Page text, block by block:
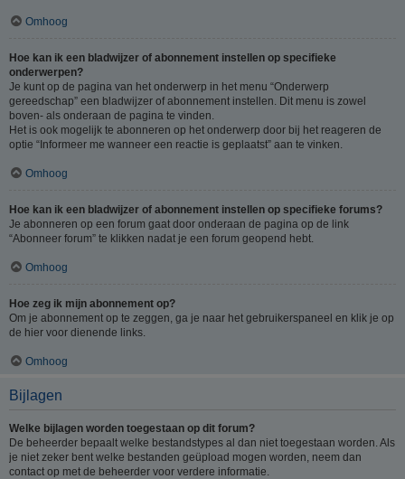
Omhoog
Hoe kan ik een bladwijzer of abonnement instellen op specifieke
onderwerpen?
Je kunt op de pagina van het onderwerp in het menu “Onderwerp
gereedschap” een bladwijzer of abonnement instellen. Dit menu is zowel
boven- als onderaan de pagina te vinden.
Het is ook mogelijk te abonneren op het onderwerp door bij het reageren de
optie “Informeer me wanneer een reactie is geplaatst” aan te vinken.
Omhoog
Hoe kan ik een bladwijzer of abonnement instellen op specifieke forums?
Je abonneren op een forum gaat door onderaan de pagina op de link
“Abonneer forum” te klikken nadat je een forum geopend hebt.
Omhoog
Hoe zeg ik mijn abonnement op?
Om je abonnement op te zeggen, ga je naar het gebruikerspaneel en klik je op
de hier voor dienende links.
Omhoog
Bijlagen
Welke bijlagen worden toegestaan op dit forum?
De beheerder bepaalt welke bestandstypes al dan niet toegestaan worden. Als
je niet zeker bent welke bestanden geüpload mogen worden, neem dan
contact op met de beheerder voor verdere informatie.